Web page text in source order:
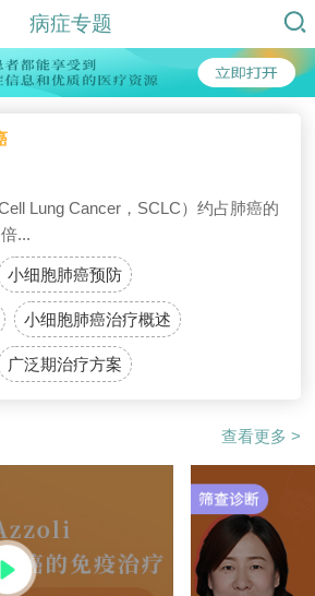
病症专题
Lung Cancer，SCLC）约占肺癌的
...
小细胞肺癌预防
小细胞肺癌治疗概述
广泛期治疗方案
查看更多 >